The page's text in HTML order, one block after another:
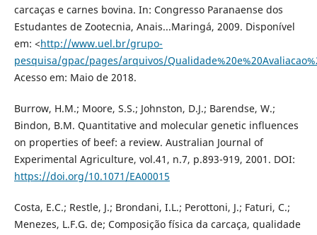
carcaças e carnes bovina. In: Congresso Paranaense dos
Estudantes de Zootecnia, Anais...Maringá, 2009. Disponível
em: <http://www.uel.br/grupo-
pesquisa/gpac/pages/arquivos/
Acesso em: Maio de 2018.
Burrow, H.M.; Moore, S.S.; Johnston, D.J.; Barendse, W.;
Bindon, B.M. Quantitative and molecular genetic influences
on properties of beef: a review. Australian Journal of
Experimental Agriculture, vol.41, n.7, p.893-919, 2001. DOI:
https://doi.org/10.1071/EA00015
Costa, E.C.; Restle, J.; Brondani, I.L.; Perottoni, J.; Faturi, C.;
Menezes, L.F.G. de; Composição física da carcaça, qualidade